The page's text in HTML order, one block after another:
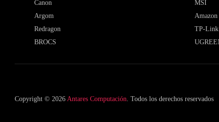
Canon
Argom
Redragon
BROCS
MSI
Amazon
TP-Link
Copyright © 2026 Antares Computación . Todos los derechos reservados